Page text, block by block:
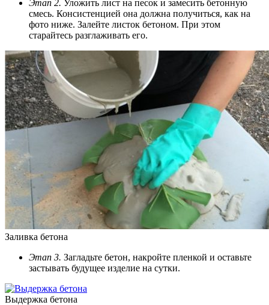
Этап 2. Уложить лист на песок и замесить бетонную
смесь. Консистенцией она должна получиться, как на
фото ниже. Залейте листок бетоном. При этом
старайтесь разглаживать его.
Заливка бетона
Этап 3. Загладьте бетон, накройте пленкой и оставьте
застывать будущее изделие на сутки.
Выдержка бетона